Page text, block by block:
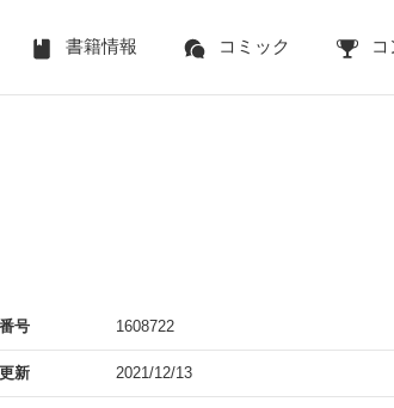
書籍情報 コミック
号 1608722
新 2021/12/13